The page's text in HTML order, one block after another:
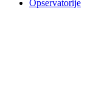
Opservatorije